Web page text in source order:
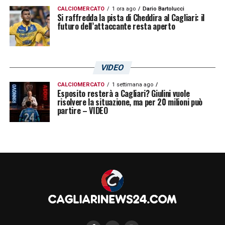
LA PLAYLIST DELLE NOSTRE TOP NEWS
CALCIOMERCATO 1 ora ago Dario Bartolucci
Si raffredda la pista di Cheddira al Cagliari: il
futuro dell’attaccante resta aperto
VIDEO
CALCIOMERCATO 1 settimana ago
Esposito resterà a Cagliari? Giulini vuole
risolvere la situazione, ma per 20 milioni può
partire – VIDEO